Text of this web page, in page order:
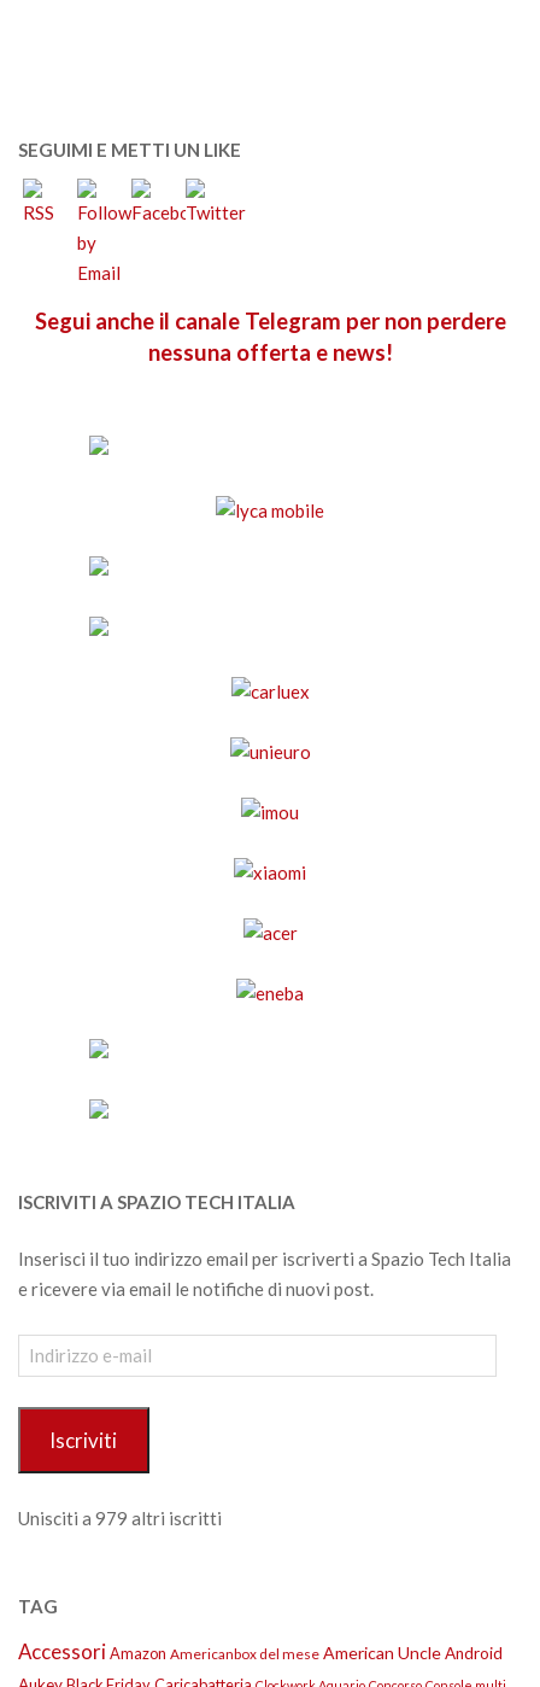
SEGUIMI E METTI UN LIKE
Segui anche il canale Telegram per non perdere
nessuna offerta e news!
ISCRIVITI A SPAZIO TECH ITALIA
Inserisci il tuo indirizzo email per iscriverti a Spazio Tech Italia
e ricevere via email le notifiche di nuovi post.
Indirizzo
e-
Iscriviti
Unisciti a 979 altri iscritti
TAG
AccessoriAmazon Americanbox del mese American UncleAndroid